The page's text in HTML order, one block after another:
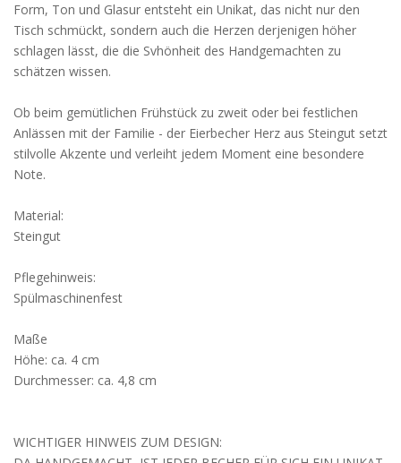
Form, Ton und Glasur entsteht ein Unikat, das nicht nur den
Tisch schmückt, sondern auch die Herzen derjenigen höher
schlagen lässt, die die Svhönheit des Handgemachten zu
schätzen wissen.
Ob beim gemütlichen Frühstück zu zweit oder bei festlichen
Anlässen mit der Familie - der Eierbecher Herz aus Steingut setzt
stilvolle Akzente und verleiht jedem Moment eine besondere
Note.
Material:
Steingut
Pflegehinweis:
Spülmaschinenfest
Maße
Höhe: ca. 4 cm
Durchmesser: ca. 4,8 cm
WICHTIGER HINWEIS ZUM DESIGN: